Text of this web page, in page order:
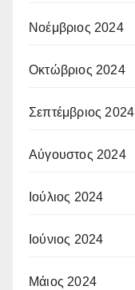
Νοέμβριος 2024
Οκτώβριος 2024
Σεπτέμβριος 2024
Αύγουστος 2024
Ιούλιος 2024
Ιούνιος 2024
Μάιος 2024